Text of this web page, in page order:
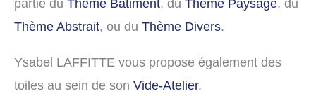
partie du Thème Bâtiment, du Thème Paysage, du
Thème Abstrait, ou du Thème Divers.
Ysabel LAFFITTE vous propose également des
toiles au sein de son Vide-Atelier.